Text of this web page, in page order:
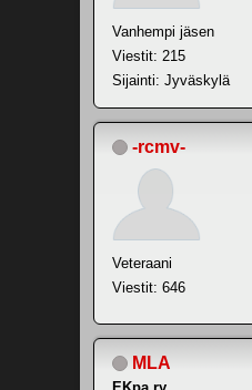
Vanhempi jäsen
Viestit: 215
Sijainti: Jyväskylä
-rcmv-
Veteraani
Viestit: 646
MLA
EKpa ry